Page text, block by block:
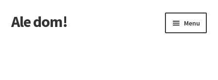
Przejdź
do
Przejdź
do
Ale dom! Menu